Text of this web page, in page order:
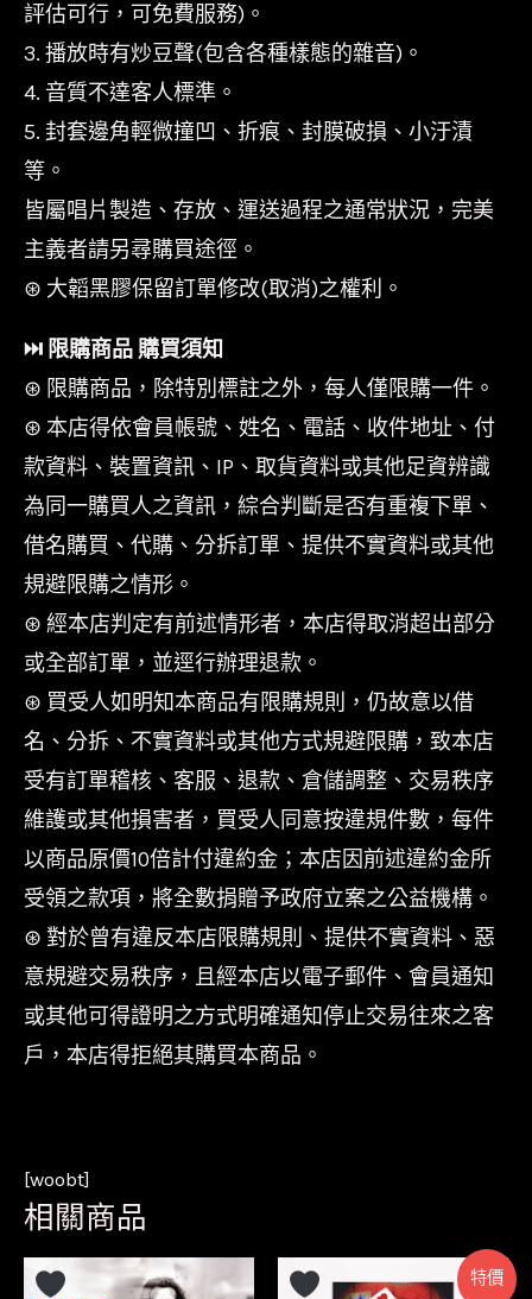
評估可行，可免費服務)。
3. 播放時有炒豆聲(包含各種樣態的雜音)。
4. 音質不達客人標準。
5. 封套邊角輕微撞凹、折痕、封膜破損、小汙漬
等。
皆屬唱片製造、存放、運送過程之通常狀況，完美
主義者請另尋購買途徑。
⊛ 大韜黑膠保留訂單修改(取消)之權利。
⏭︎ 限購商品 購買須知
⊛ 限購商品，除特別標註之外，每人僅限購一件。
⊛ 本店得依會員帳號、姓名、電話、收件地址、付
款資料、裝置資訊、IP、取貨資料或其他足資辨識
為同一購買人之資訊，綜合判斷是否有重複下單、
借名購買、代購、分拆訂單、提供不實資料或其他
規避限購之情形。
⊛ 經本店判定有前述情形者，本店得取消超出部分
或全部訂單，並逕行辦理退款。
⊛ 買受人如明知本商品有限購規則，仍故意以借
名、分拆、不實資料或其他方式規避限購，致本店
受有訂單稽核、客服、退款、倉儲調整、交易秩序
維護或其他損害者，買受人同意按違規件數，每件
以商品原價10倍計付違約金；本店因前述違約金所
受領之款項，將全數捐贈予政府立案之公益機構。
⊛ 對於曾有違反本店限購規則、提供不實資料、惡
意規避交易秩序，且經本店以電子郵件、會員通知
或其他可得證明之方式明確通知停止交易往來之客
戶，本店得拒絕其購買本商品。
[woobt]
相關商品
特價